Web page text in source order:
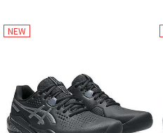
NEW